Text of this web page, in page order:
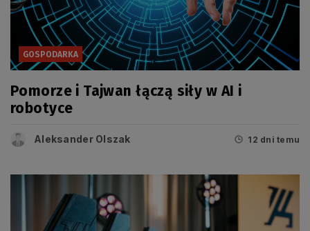
GOSPODARKA
Pomorze i Tajwan łączą siły w AI i
robotyce
Aleksander Olszak 12 dni temu